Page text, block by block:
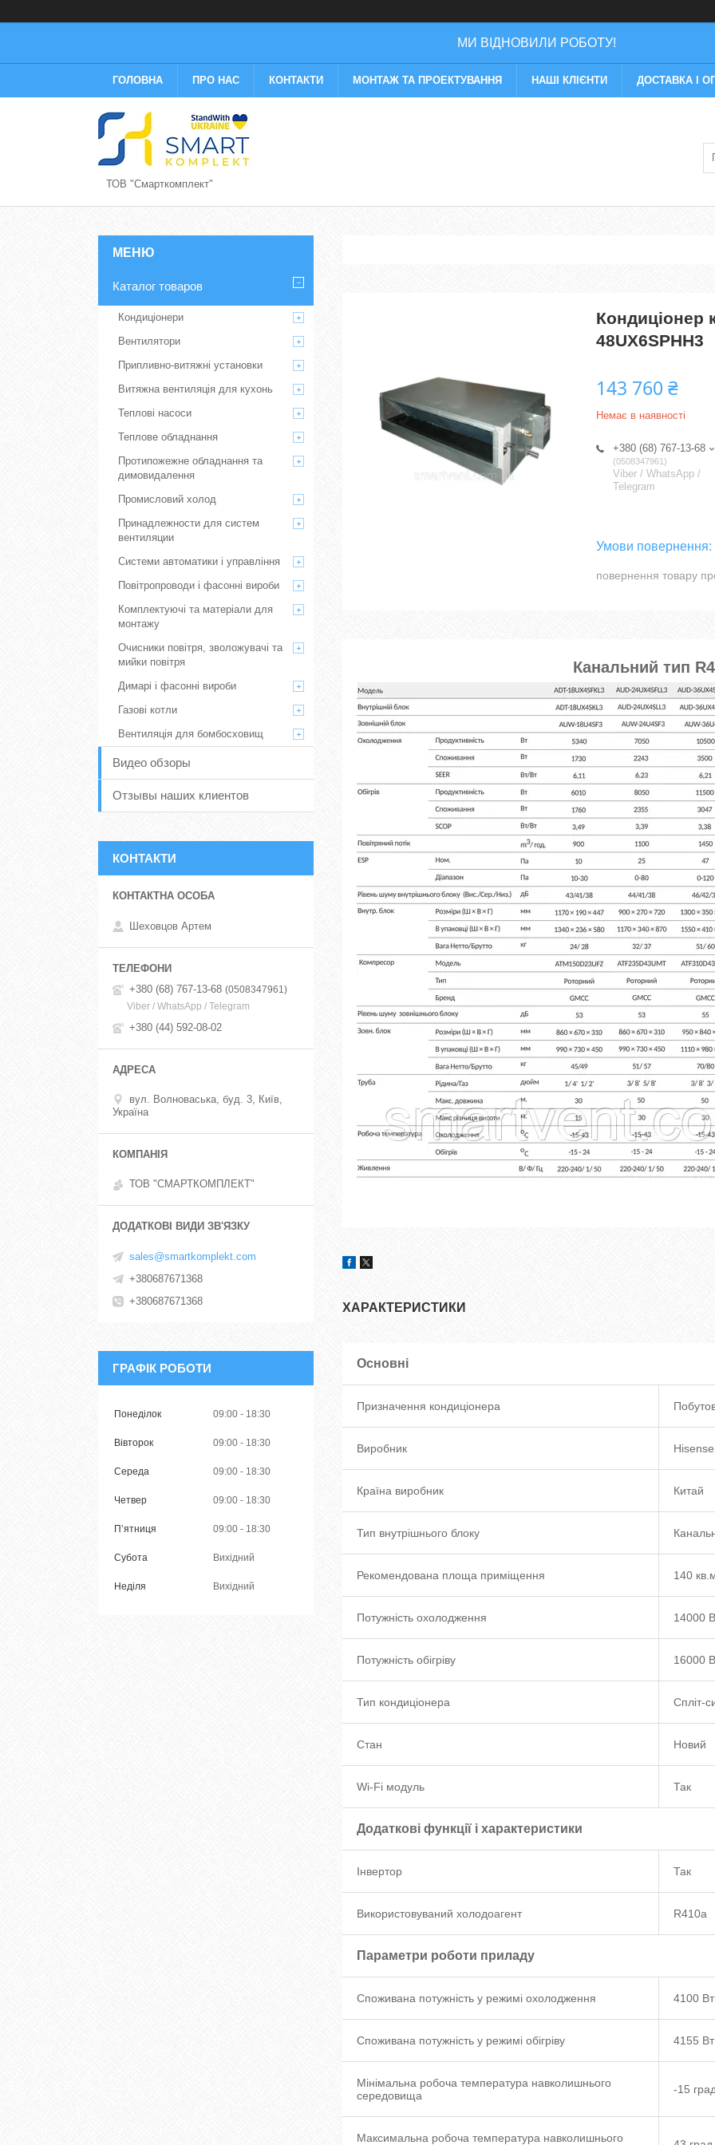
МИ ВІДНОВИЛИ РОБОТУ!
ГОЛОВНА ПРО НАС КОНТАКТИ МОНТАЖ ТА ПРОЕКТУВАННЯ НАШІ КЛІЄНТИ ДОСТАВКА І
ТОВ "Смарткомплект"
Кондиціонер
48UX6SPHH3
143 760 ₴
Немає в наявності
+380 (68) 767-13-68
0508347961
Viber / WhatsApp /
Telegram
повернення товару
Канальний тип
ХАРАКТЕРИСТИКИ
Основні
Призначення кондиціонера
Виробник Hisense
Країна виробник Китай
Тип внутрішнього блоку
Рекомендована площа приміщення 140
Потужність охолодження 14000
Потужність обігріву 16000
Тип кондиціонера Спліт-
Стан Новий
Wi-Fi модуль Так
Додаткові функції і характеристики
Інвертор Так
Використовуваний холодоагент R410a
Параметри роботи приладу
Споживана потужність у режимі охолодження 4100 Вт
Споживана потужність у режимі обігріву 4155 Вт
Мінімальна робоча температура навколишнього
середовища
-15
Максимальна робоча температура навколишнього
Каталог товаров
Кондиціонери
Вентилятори
Припливно-витяжні установки
Витяжна вентиляція для кухонь
Теплові насоси
Теплове обладнання
Протипожежне обладнання та
димовидалення
Промисловий холод
Принадлежности для систем
вентиляции
Системи автоматики і управління
Повітропроводи і фасонні вироби
Комплектуючі та матеріали для
монтажу
Очисники повітря, зволожувачі та
мийки повітря
Димарі і фасонні вироби
Газові котли
Вентиляція для бомбосховищ
Видео обзоры
Отзывы наших клиентов
КОНТАКТИ
Шеховцов Артем
+380 (68) 767-13-68 0508347961
Viber / WhatsApp / Telegram
+380 (44) 592-08-02
вул. Волноваська, буд. 3, Київ,
Україна
ТОВ "СМАРТКОМПЛЕКТ"
sales@smartkomplekt.com
+380687671368
+380687671368
ГРАФІК РОБОТИ
Понеділок 09:00 18:30
Вівторок 09:00 18:30
Середа 09:00 18:30
Четвер 09:00 18:30
Пʼятниця 09:00 18:30
Субота Вихідний
Неділя Вихідний